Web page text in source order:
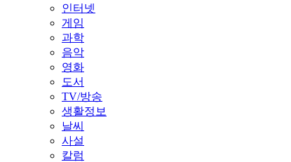
인터넷
게임
과학
음악
영화
도서
TV/방송
생활정보
날씨
사설
칼럼